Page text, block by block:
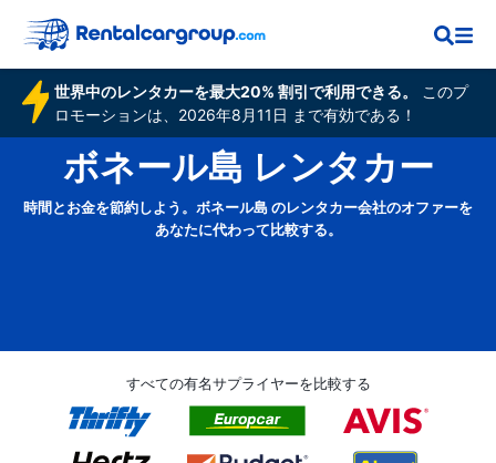
世界中のレンタカーを最大20% 割引で利用できる。
このプ
ロモーションは、2026年8月11日 まで有効である！
ボネール島 レンタカー
時間とお金を節約しよう。ボネール島 のレンタカー会社のオファーを
あなたに代わって比較する。
すべての有名サプライヤーを比較する